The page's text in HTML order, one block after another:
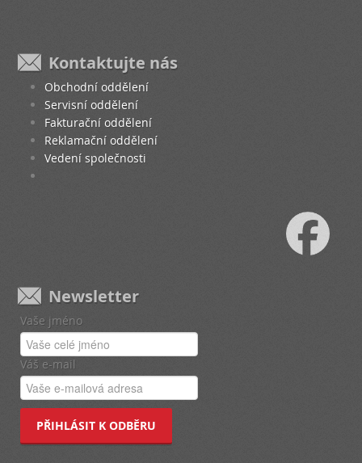
Kontaktujte nás
Obchodní oddělení
Servisní oddělení
Fakturační oddělení
Reklamační oddělení
Vedení společnosti
Newsletter
Vaše jméno
Váš e-mail
PŘIHLÁSIT K ODBĚRU